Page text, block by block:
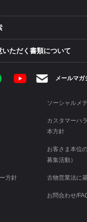
ただく書類について
LINE YouTube メールマガ
ソーシャルメ
カスタマーハ
本方針
お客さま本位
募集活動）
方針 古物営業法に
お問合わせ/